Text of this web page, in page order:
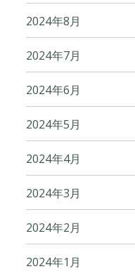
2024年8月
2024年7月
2024年6月
2024年5月
2024年4月
2024年3月
2024年2月
2024年1月